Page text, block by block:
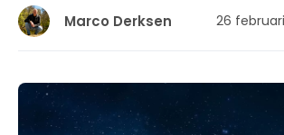
Marco Derksen 26